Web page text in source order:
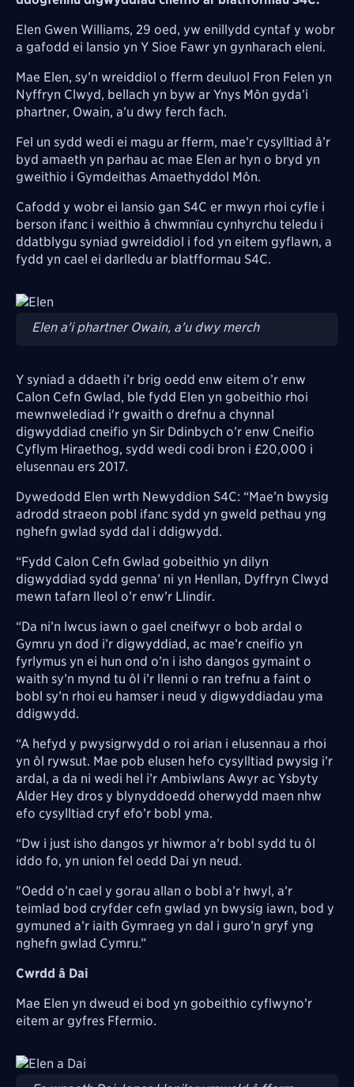
Elen Gwen Williams, 29 oed, yw enillydd cyntaf y wobr
a gafodd ei lansio yn Y Sioe Fawr yn gynharach eleni.
Mae Elen, sy’n wreiddiol o fferm deuluol Fron Felen yn
Nyffryn Clwyd, bellach yn byw ar Ynys Môn gyda’i
phartner, Owain, a’u dwy ferch fach.
Fel un sydd wedi ei magu ar fferm, mae’r cysylltiad â’r
byd amaeth yn parhau ac mae Elen ar hyn o bryd yn
gweithio i Gymdeithas Amaethyddol Môn.
Cafodd y wobr ei lansio gan S4C er mwyn rhoi cyfle i
berson ifanc i weithio â chwmnïau cynhyrchu teledu i
ddatblygu syniad gwreiddiol i fod yn eitem gyflawn, a
fydd yn cael ei darlledu ar blatfformau S4C.
Image
Elen a'i phartner Owain, a'u dwy merch
Y syniad a ddaeth i’r brig oedd enw eitem o’r enw
Calon Cefn Gwlad, ble fydd Elen yn gobeithio rhoi
mewnwelediad i'r gwaith o drefnu a chynnal
digwyddiad cneifio yn Sir Ddinbych o’r enw Cneifio
Cyflym Hiraethog, sydd wedi codi bron i £20,000 i
elusennau ers 2017.
Dywedodd Elen wrth Newyddion S4C: “Mae’n bwysig
adrodd straeon pobl ifanc sydd yn gweld pethau yng
nghefn gwlad sydd dal i ddigwydd.
“Fydd Calon Cefn Gwlad gobeithio yn dilyn
digwyddiad sydd genna’ ni yn Henllan, Dyffryn Clwyd
mewn tafarn lleol o’r enw’r Llindir.
“Da ni’n lwcus iawn o gael cneifwyr o bob ardal o
Gymru yn dod i’r digwyddiad, ac mae’r cneifio yn
fyrlymus yn ei hun ond o’n i isho dangos gymaint o
waith sy’n mynd tu ôl i’r llenni o ran trefnu a faint o
bobl sy’n rhoi eu hamser i neud y digwyddiadau yma
ddigwydd.
“A hefyd y pwysigrwydd o roi arian i elusennau a rhoi
yn ôl rywsut. Mae pob elusen hefo cysylltiad pwysig i’r
ardal, a da ni wedi hel i’r Ambiwlans Awyr ac Ysbyty
Alder Hey dros y blynyddoedd oherwydd maen nhw
efo cysylltiad cryf efo’r bobl yma.
“Dw i just isho dangos yr hiwmor a’r bobl sydd tu ôl
iddo fo, yn union fel oedd Dai yn neud.
"Oedd o’n cael y gorau allan o bobl a’r hwyl, a’r
teimlad bod cryfder cefn gwlad yn bwysig iawn, bod y
gymuned a’r iaith Gymraeg yn dal i guro’n gryf yng
nghefn gwlad Cymru.”
Cwrdd â Dai
Mae Elen yn dweud ei bod yn gobeithio cyflwyno’r
eitem ar gyfres Ffermio.
Image